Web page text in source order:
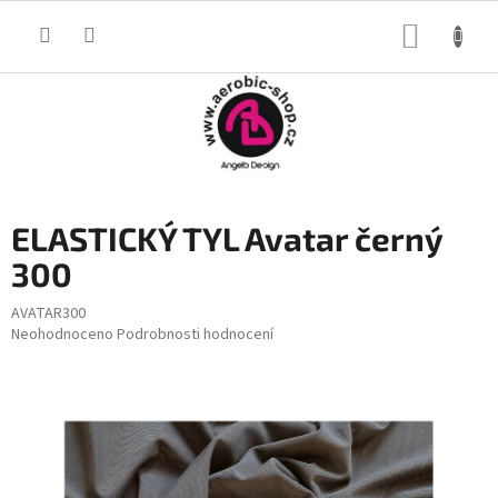
ELASTICKÝ TYL Avatar černý
300
AVATAR300
Průměrné
hvězdiček.
Neohodnoceno Podrobnosti hodnocení